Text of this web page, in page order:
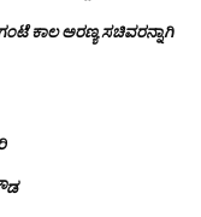
ಕಾಲ ಅರಣ್ಯ ಸಚಿವರನ್ನಾಗಿ